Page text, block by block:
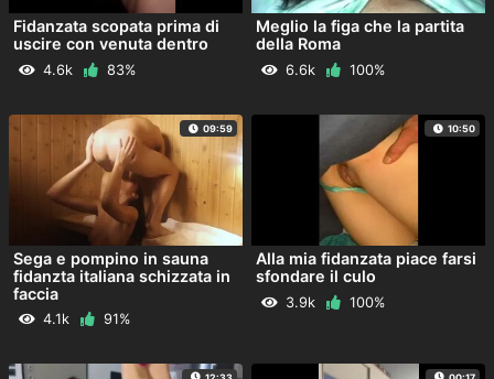
Fidanzata scopata prima di
uscire con venuta dentro
4.6k 83%
Meglio la figa che la partita
della Roma
6.6k 100%
09:59
Sega e pompino in sauna
fidanzta italiana schizzata in
faccia
4.1k 91%
10:50
Alla mia fidanzata piace farsi
sfondare il culo
3.9k 100%